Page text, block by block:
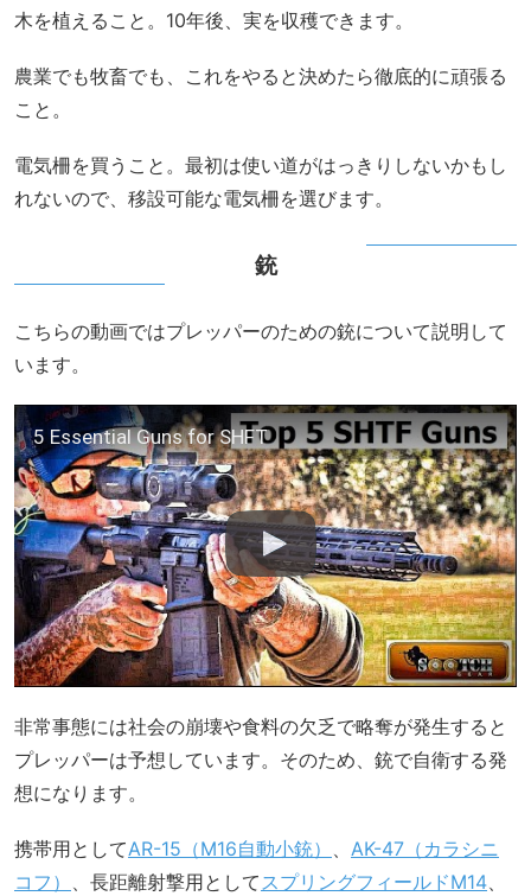
木を植えること。10年後、実を収穫できます。
農業でも牧畜でも、これをやると決めたら徹底的に頑張る
こと。
電気柵を買うこと。最初は使い道がはっきりしないかもし
れないので、移設可能な電気柵を選びます。
銃
こちらの動画ではプレッパーのための銃について説明して
います。
5 Essential Guns for SHFT
非常事態には社会の崩壊や食料の欠乏で略奪が発生すると
プレッパーは予想しています。そのため、銃で自衛する発
想になります。
携帯用としてAR-15（M16自動小銃） 、 AK-47（カラシニ
コフ） 、長距離射撃用としてスプリングフィールドM14、